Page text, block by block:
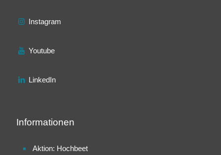
Instagram
Youtube
LinkedIn
Informationen
Aktion: Hochbeet